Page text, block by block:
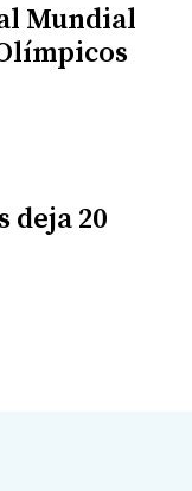
Mundial
deja 20